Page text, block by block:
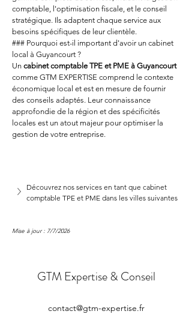
comptable, l'optimisation fiscale, et le conseil
stratégique. Ils adaptent chaque service aux
besoins spécifiques de leur clientèle.
### Pourquoi est-il important d'avoir un cabinet
local à Guyancourt ?
Un cabinet comptable TPE et PME à Guyancourt
comme GTM EXPERTISE comprend le contexte
économique local et est en mesure de fournir
des conseils adaptés. Leur connaissance
approfondie de la région et des spécificités
locales est un atout majeur pour optimiser la
gestion de votre entreprise.
Découvrez nos services en tant que cabinet
comptable TPE et PME dans les villes suivantes
Mise à jour : 7/7/2026
GTM Expertise & Conseil
contact@gtm-expertise.fr